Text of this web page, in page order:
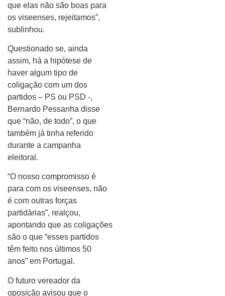
que elas não são boas para
os viseenses, rejeitamos”,
sublinhou.
Questionado se, ainda
assim, há a hipótese de
haver algum tipo de
coligação com um dos
partidos – PS ou PSD -,
Bernardo Pessanha disse
que “não, de todo”, o que
também já tinha referido
durante a campanha
eleitoral.
“O nosso compromisso é
para com os viseenses, não
é com outras forças
partidárias”, realçou,
apontando que as coligações
são o que “esses partidos
têm feito nos últimos 50
anos” em Portugal.
O futuro vereador da
oposição avisou que o